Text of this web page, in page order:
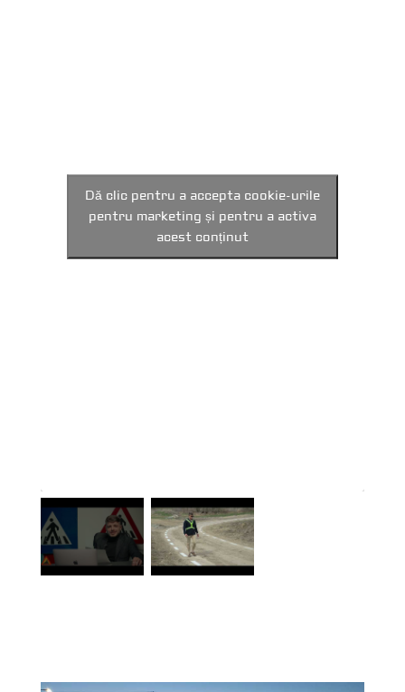
Dă clic pentru a accepta cookie-urile
pentru marketing și pentru a activa
acest conținut